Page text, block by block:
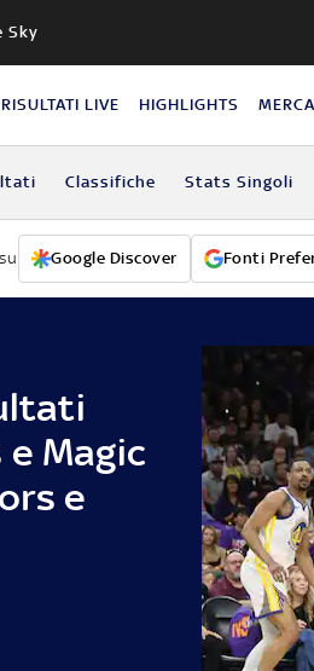
Sky
RISULTATI LIVE HIGHLIGHTS
Classifiche Stats Singoli
Google Discover Fonti
Magic
e